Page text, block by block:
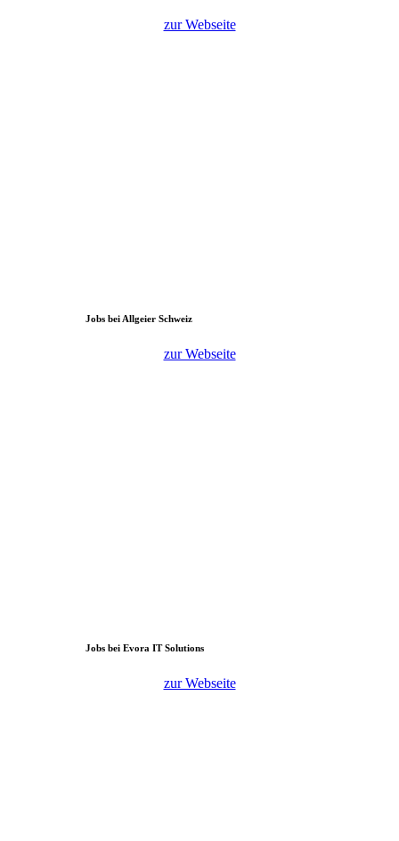
zur Webseite
Jobs bei Allgeier Schweiz
zur Webseite
Jobs bei Evora IT Solutions
zur Webseite